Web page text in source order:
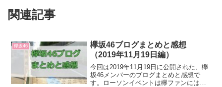
関連記事
欅坂46
欅坂46ブログまとめと感想
（2019年11月19日編）
今回は2019年11月19日に公開された、欅
坂46メンバーのブログまとめと感想で
す。ローソンイベントは欅ファンにはお